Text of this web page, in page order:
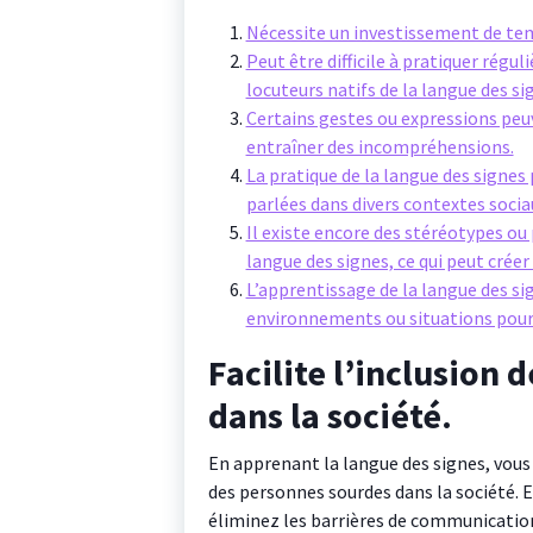
Nécessite un investissement de
Peut être difficile à pratiquer
locuteurs natifs de la langue des
Certains gestes ou expressions
entraîner des incompréhensions.
La pratique de la langue des
parlées dans divers contextes
Il existe encore des stéréotypes
langue des signes, ce qui peut
L’apprentissage de la langue des
environnements ou situations
Facilite l’inclusion
dans la société.
En apprenant la langue des signes,
des personnes sourdes dans la
éliminez les barrières de